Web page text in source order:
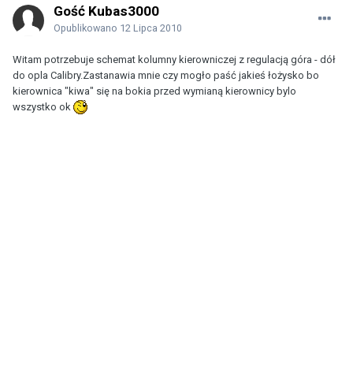
Gość Kubas3000
Opublikowano 12 Lipca 2010
Witam potrzebuje schemat kolumny kierowniczej z regulacją góra - dół
do opla Calibry.Zastanawia mnie czy mogło paść jakieś łożysko bo
kierownica "kiwa" się na bokia przed wymianą kierownicy bylo
wszystko ok